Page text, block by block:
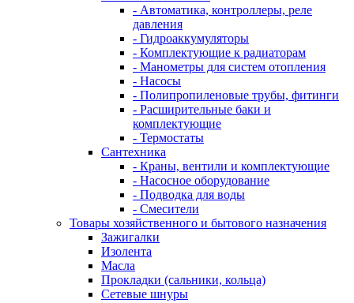
- Автоматика, контроллеры, реле
давления
- Гидроаккумуляторы
- Комплектующие к радиаторам
- Манометры для систем отопления
- Насосы
- Полипропиленовые трубы, фитинги
- Расширительные баки и
комплектующие
- Термостаты
Сантехника
- Краны, вентили и комплектующие
- Насосное оборудование
- Подводка для воды
- Смесители
Товары хозяйственного и бытового назначения
Зажигалки
Изолента
Масла
Прокладки (сальники, кольца)
Сетевые шнуры